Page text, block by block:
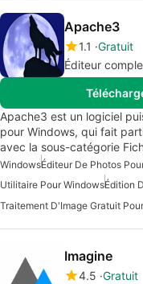
Apache3
1.1 Gratuit
Éditeur
Apache3 est un logiciel
pour Windows, qui fait
avec la sous-catégorie
WindowsÉditeur De Photos
Utilitaire Pour WindowsÉdition
Imagine
4.5 Gratuit